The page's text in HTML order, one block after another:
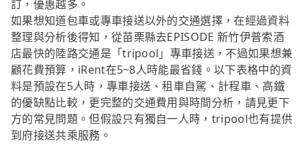
訂，優惠越多。
如果想知道包車或專車接送以外的交通選擇，在經過資料
整理與分析後得知，從苗栗縣去EPISODE 新竹伊普索酒
店最快的陸路交通是「tripool」專車接送，不過如果想兼
顧花費預算，iRent在5~8人時能最省錢。以下表格中的資
料是預設在5人時，專車接送、租車自駕、計程車、高鐵
的優缺點比較，更完整的交通費用與時間分析，請見更下
方的常見問題。但假設只有獨自一人時，tripool也有提供
到府接送共乘服務。